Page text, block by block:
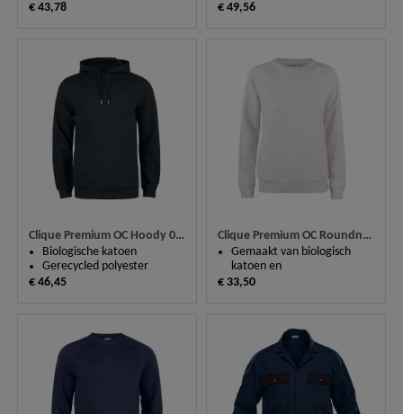
€ 43,78
€ 49,56
Clique Premium OC Hoody 021002
Biologische katoen
Gerecycled polyester
€ 46,45
Clique Premium OC Roundneck Ladies 021001
Gemaakt van biologisch
katoen en
€ 33,50